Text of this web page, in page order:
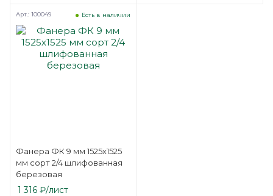
Фанера ФК 9 мм 1525х1525
мм сорт 2/4 шлифованная
березовая
Есть в наличии
Арт.: 100049
1 316 ₽/лист